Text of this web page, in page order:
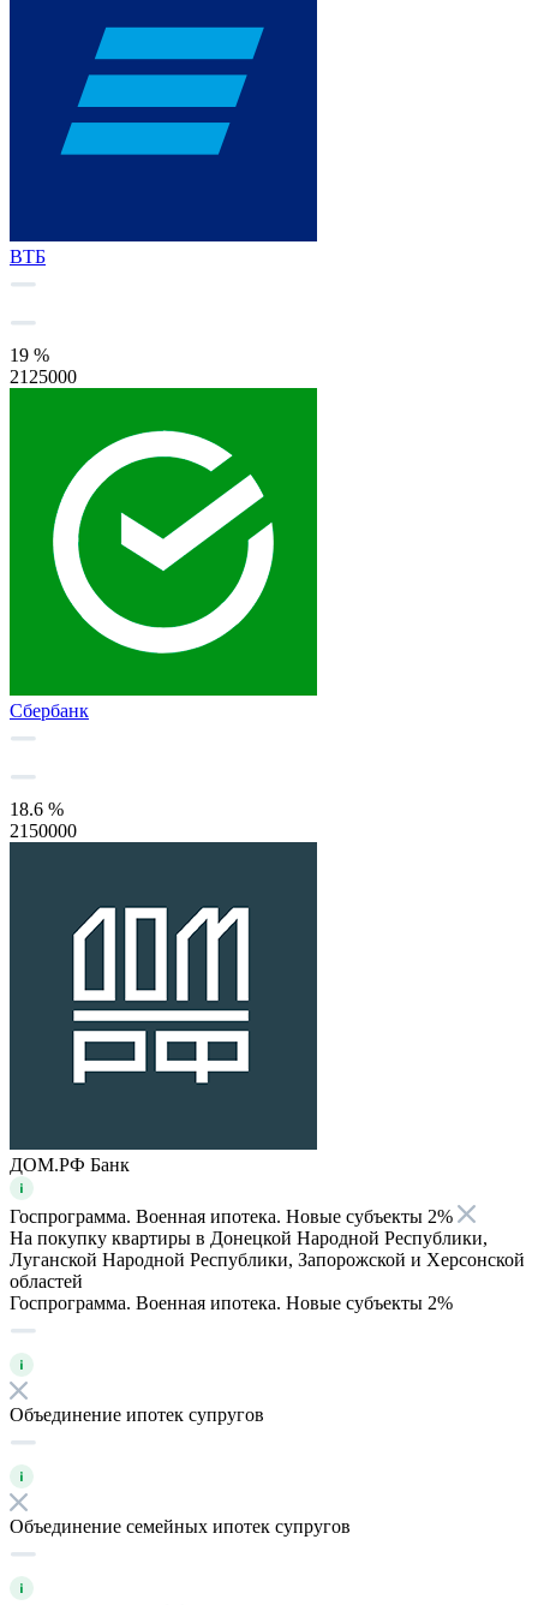
ВТБ
19 %
2125000
Сбербанк
18.6 %
2150000
ДОМ.РФ Банк
Госпрограмма. Военная ипотека. Новые субъекты 2%
На покупку квартиры в Донецкой Народной Республики,
Луганской Народной Республики, Запорожской и Херсонской
областей
Госпрограмма. Военная ипотека. Новые субъекты 2%
Объединение ипотек супругов
Объединение семейных ипотек супругов